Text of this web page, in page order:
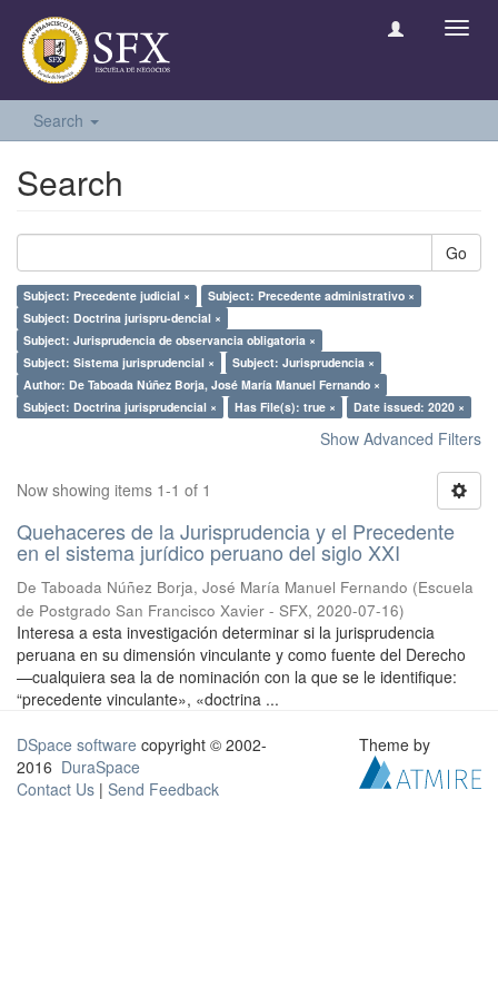
Search
Search
Go
Subject: Precedente judicial ×
Subject: Precedente administrativo ×
Subject: Doctrina jurispru-dencial ×
Subject: Jurisprudencia de observancia obligatoria ×
Subject: Sistema jurisprudencial ×
Subject: Jurisprudencia ×
Author: De Taboada Núñez Borja, José María Manuel Fernando ×
Subject: Doctrina jurisprudencial ×
Has File(s): true × Date issued: 2020 ×
Show Advanced Filters
Now showing items 1-1 of 1
Quehaceres de la Jurisprudencia y el Precedente
en el sistema jurídico peruano del siglo XXI
De Taboada Núñez Borja, José María Manuel Fernando (Escuela
de Postgrado San Francisco Xavier - SFX, 2020-07-16)
Interesa a esta investigación determinar si la jurisprudencia
peruana en su dimensión vinculante y como fuente del Derecho
—cualquiera sea la de nominación con la que se le identifique:
“precedente vinculante», «doctrina ...
DSpace software copyright © 2002-
2016 DuraSpace
Contact Us | Send Feedback
Theme by